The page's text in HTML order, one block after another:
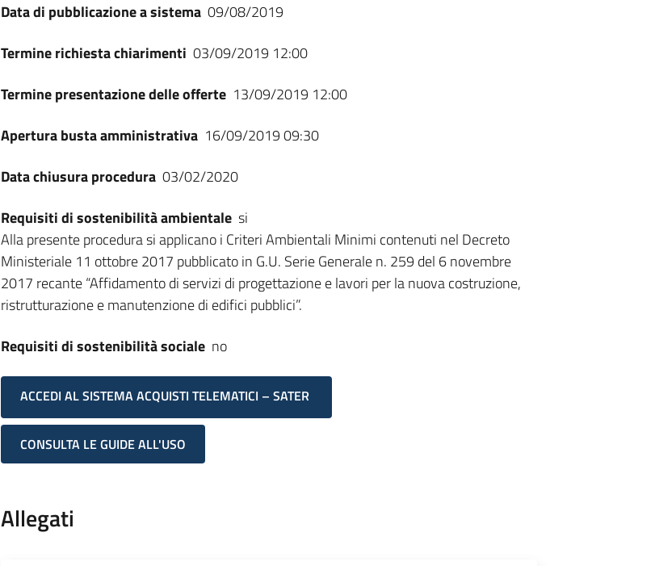
Data di pubblicazione a sistema 09/08/2019
Termine richiesta chiarimenti 03/09/2019 12:00
Termine presentazione delle offerte 13/09/2019 12:00
Apertura busta amministrativa 16/09/2019 09:30
Data chiusura procedura 03/02/2020
Requisiti di sostenibilità ambientale si
Alla presente procedura si applicano i Criteri Ambientali Minimi contenuti nel Decreto
Ministeriale 11 ottobre 2017 pubblicato in G.U. Serie Generale n. 259 del 6 novembre
2017 recante “Affidamento di servizi di progettazione e lavori per la nuova costruzione,
ristrutturazione e manutenzione di edifici pubblici”.
Requisiti di sostenibilità sociale no
ACCEDI AL SISTEMA ACQUISTI TELEMATICI – SATER
CONSULTA LE GUIDE ALL'USO
Allegati